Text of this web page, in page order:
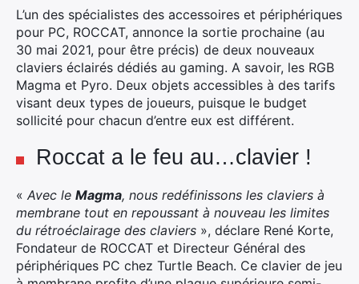
L’un des spécialistes des accessoires et périphériques
pour PC, ROCCAT, annonce la sortie prochaine (au
30 mai 2021, pour être précis) de deux nouveaux
claviers éclairés dédiés au gaming. A savoir, les RGB
Magma et Pyro. Deux objets accessibles à des tarifs
visant deux types de joueurs, puisque le budget
sollicité pour chacun d’entre eux est différent.
Roccat a le feu au…clavier !
« Avec le Magma, nous redéfinissons les claviers à
membrane tout en repoussant à nouveau les limites
du rétroéclairage des claviers », déclare René Korte,
Fondateur de ROCCAT et Directeur Général des
périphériques PC chez Turtle Beach. Ce clavier de jeu